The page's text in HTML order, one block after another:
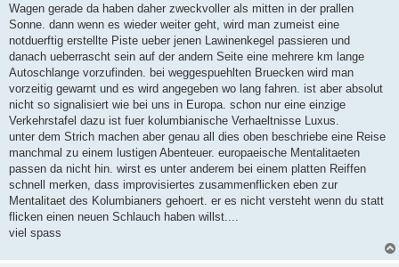
Wagen gerade da haben daher zweckvoller als mitten in der prallen
Sonne. dann wenn es wieder weiter geht, wird man zumeist eine
notduerftig erstellte Piste ueber jenen Lawinenkegel passieren und
danach ueberrascht sein auf der andern Seite eine mehrere km lange
Autoschlange vorzufinden. bei weggespuehlten Bruecken wird man
vorzeitig gewarnt und es wird angegeben wo lang fahren. ist aber absolut
nicht so signalisiert wie bei uns in Europa. schon nur eine einzige
Verkehrstafel dazu ist fuer kolumbianische Verhaeltnisse Luxus.
unter dem Strich machen aber genau all dies oben beschriebe eine Reise
manchmal zu einem lustigen Abenteuer. europaeische Mentalitaeten
passen da nicht hin. wirst es unter anderem bei einem platten Reiffen
schnell merken, dass improvisiertes zusammenflicken eben zur
Mentalitaet des Kolumbianers gehoert. er es nicht versteht wenn du statt
flicken einen neuen Schlauch haben willst....
viel spass